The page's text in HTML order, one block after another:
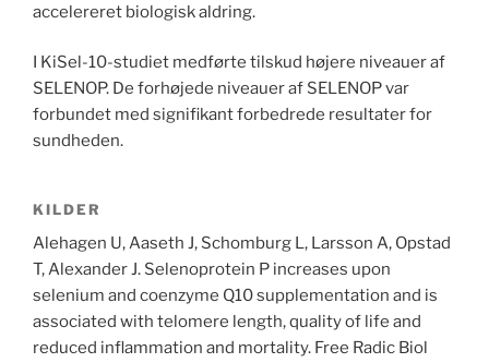
accelereret biologisk aldring.
I KiSel-10-studiet medførte tilskud højere niveauer af
SELENOP. De forhøjede niveauer af SELENOP var
forbundet med signifikant forbedrede resultater for
sundheden.
KILDER
Alehagen U, Aaseth J, Schomburg L, Larsson A, Opstad
T, Alexander J. Selenoprotein P increases upon
selenium and coenzyme Q10 supplementation and is
associated with telomere length, quality of life and
reduced inflammation and mortality. Free Radic Biol